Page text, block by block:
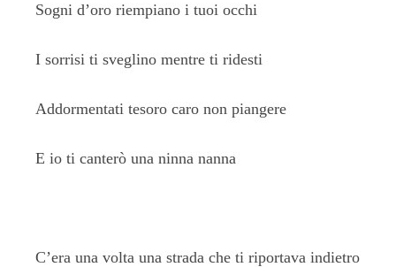
Sogni d’oro riempiano i tuoi occhi
I sorrisi ti sveglino mentre ti ridesti
Addormentati tesoro caro non piangere
E io ti canterò una ninna nanna
C’era una volta una strada che ti riportava indietro